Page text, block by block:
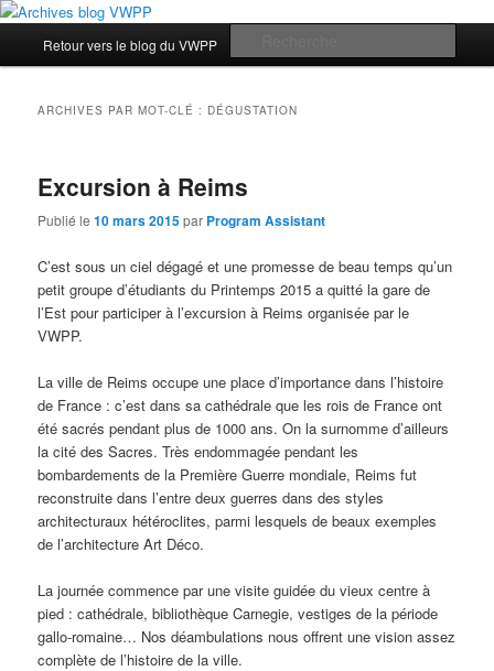
Aller
contenu
Aller
contenu
Archives blog VWPP
Les archives du blog des étudiants du Vassar-Wesleyan Programme à Paris
principal
Retour vers le blog du VWPP
ARCHIVES PAR MOT-CLÉ : DÉGUSTATION
Excursion à Reims
Publié le10 mars 2015par Program Assistant
C’est sous un ciel dégagé et une promesse de beau temps qu’un
petit groupe d’étudiants du Printemps 2015 a quitté la gare de
l’Est pour participer à l’excursion à Reims organisée par le
VWPP.
La ville de Reims occupe une place d’importance dans l’histoire
de France : c’est dans sa cathédrale que les rois de France ont
été sacrés pendant plus de 1000 ans. On la surnomme d’ailleurs
la cité des Sacres. Très endommagée pendant les
bombardements de la Première Guerre mondiale, Reims fut
reconstruite dans l’entre deux guerres dans des styles
architecturaux hétéroclites, parmi lesquels de beaux exemples
de l’architecture Art Déco.
La journée commence par une visite guidée du vieux centre à
pied : cathédrale, bibliothèque Carnegie, vestiges de la période
gallo-romaine… Nos déambulations nous offrent une vision assez
complète de l’histoire de la ville.